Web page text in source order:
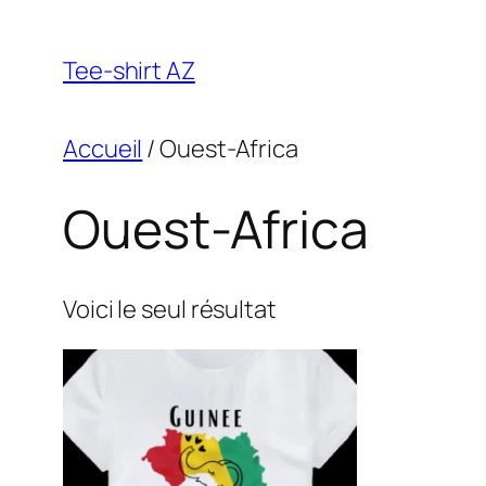
contenu
Tee-shirt AZ
Accueil / Ouest-Africa
Ouest-Africa
Voici le seul résultat